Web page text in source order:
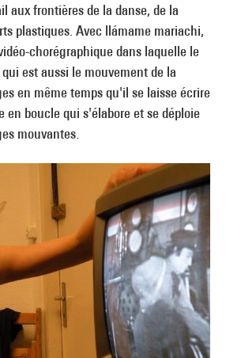
aux frontières de la danse, de la
plastiques. Avec llámame mariachi,
chorégraphique dans laquelle le
est aussi le mouvement de la
en même temps qu'il se laisse écrire
en boucle qui s'élabore et se déploie
mouvantes.